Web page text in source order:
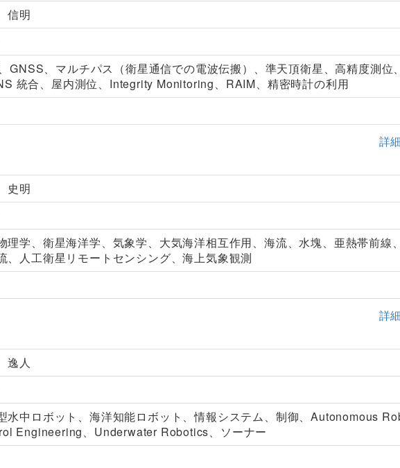
信明
GNSS、マルチパス（衛星通信での電波伝搬）、準天頂衛星、高精度測位
統合、屋内測位、Integrity Monitoring、RAIM、精密時計の利用
詳
史明
理学、衛星海洋学、気象学、大気海洋相互作用、海流、水塊、亜熱帯前線
、人工衛星リモートセンシング、海上気象観測
詳
人
水中ロボット、海洋知能ロボット、情報システム、制御、Autonomous
Engineering、Underwater Robotics、ソーナー